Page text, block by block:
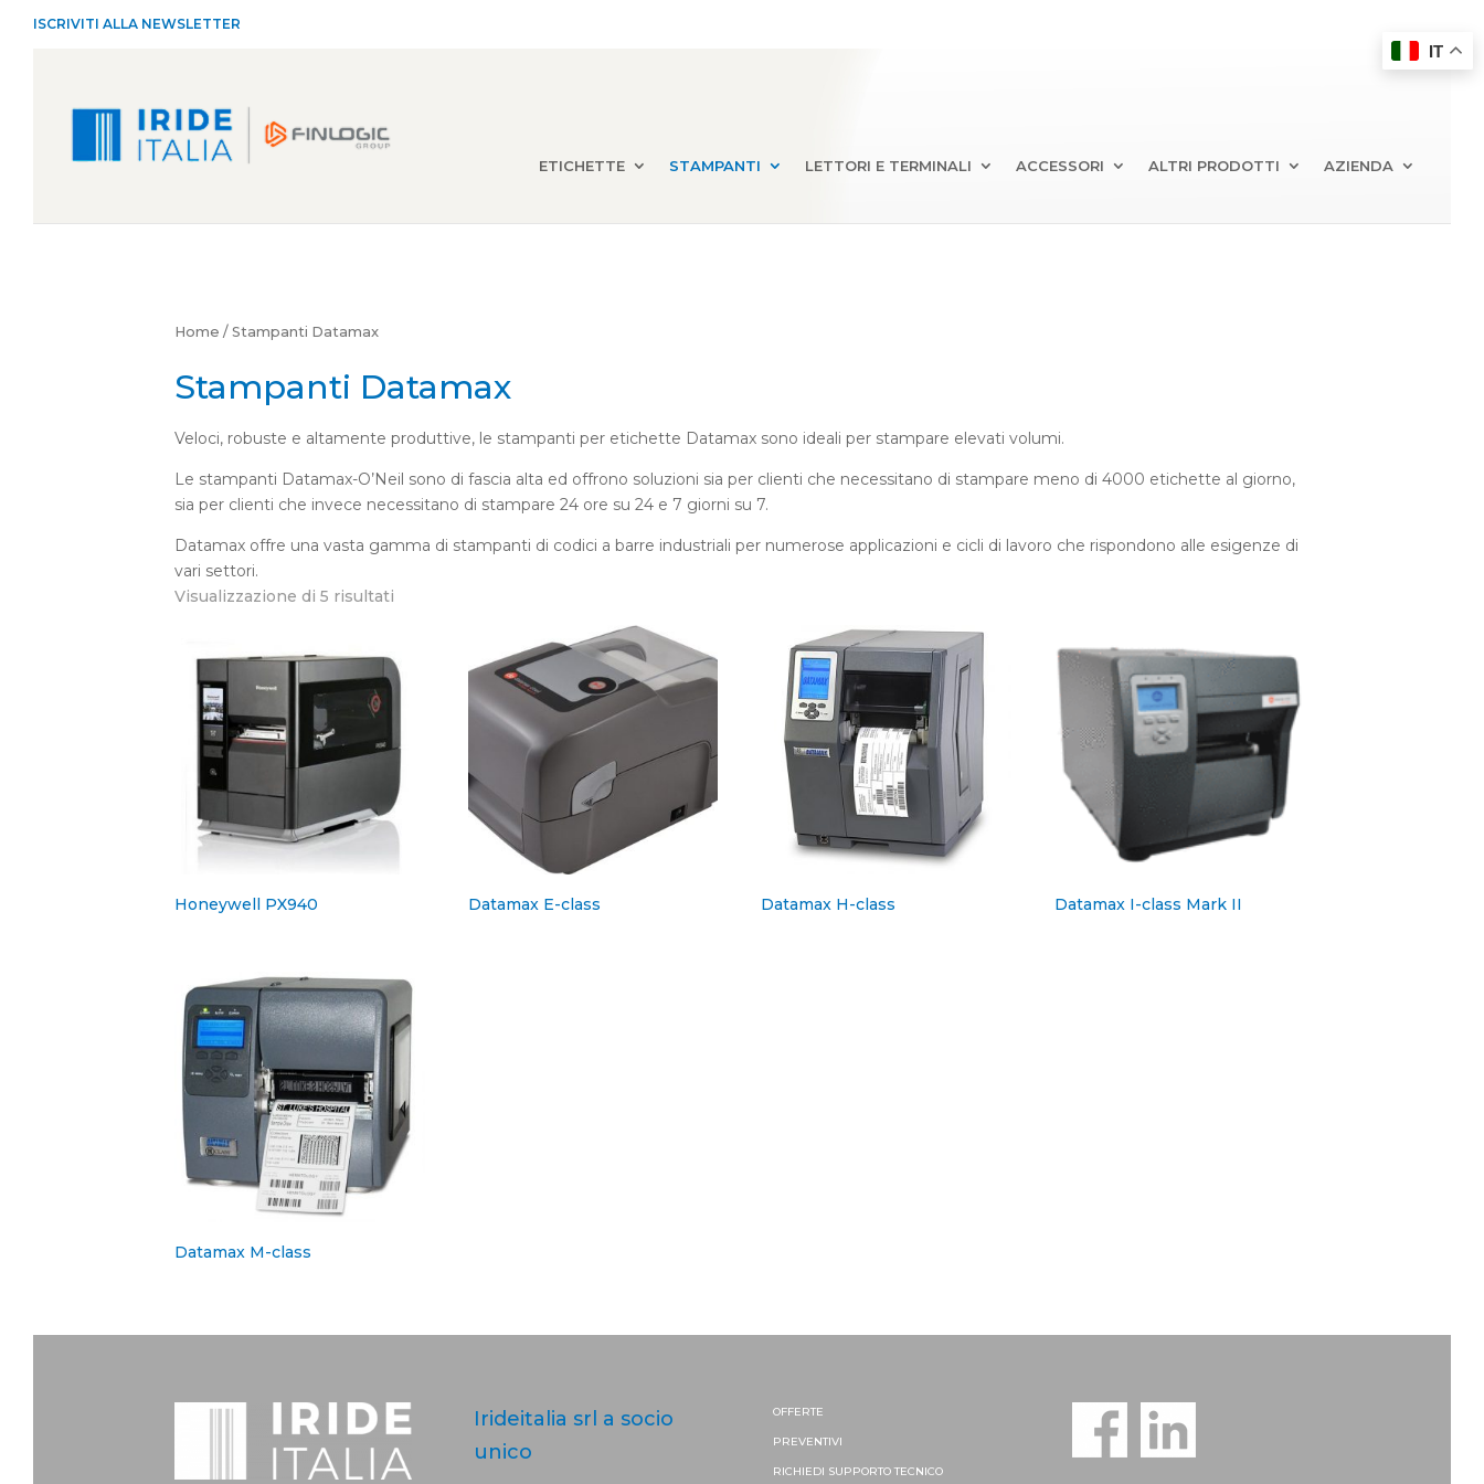
ISCRIVITI ALLA NEWSLETTER
ETICHETTE STAMPANTI LETTORI E TERMINALI ACCESSORI ALTRI PRODOTTI AZIENDA
Home / Stampanti Datamax
Stampanti Datamax
Veloci, robuste e altamente produttive, le stampanti per etichette Datamax sono ideali per stampare elevati volumi.
Le stampanti Datamax-O’Neil sono di fascia alta ed offrono soluzioni sia per clienti che necessitano di stampare meno di 4000 etichette al giorno,
sia per clienti che invece necessitano di stampare 24 ore su 24 e 7 giorni su 7.
Datamax offre una vasta gamma di stampanti di codici a barre industriali per numerose applicazioni e cicli di lavoro che rispondono alle esigenze di
vari settori.
Visualizzazione di 5 risultati
Honeywell PX940 Datamax E-class Datamax H-class Datamax I-class Mark II
Datamax M-class
Irideitalia srl a socio
unico
OFFERTE
PREVENTIVI
RICHIEDI SUPPORTOTECNICO
IT